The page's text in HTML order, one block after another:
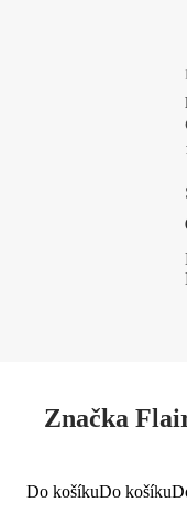
Značka
Do košíkuDo košíku